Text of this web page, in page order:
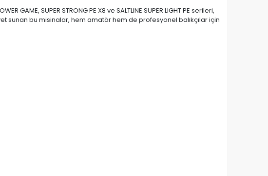
SUPER STRONG PE X8 ve SALTLINE SUPER LIGHT PE serileri,
sunan bu misinalar, hem amatör hem de profesyonel balıkçılar için